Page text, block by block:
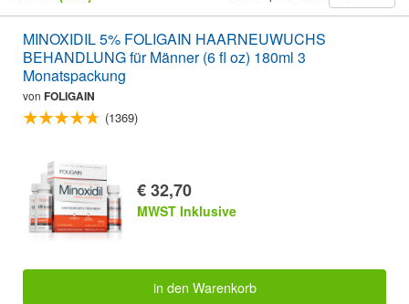
MINOXIDIL 5% FOLIGAIN HAARNEUWUCHS
BEHANDLUNG für Männer (6 fl oz) 180ml 3
Monatspackung
von FOLIGAIN
(1369)
€ 32,70
MWST Inklusive
in den Warenkorb